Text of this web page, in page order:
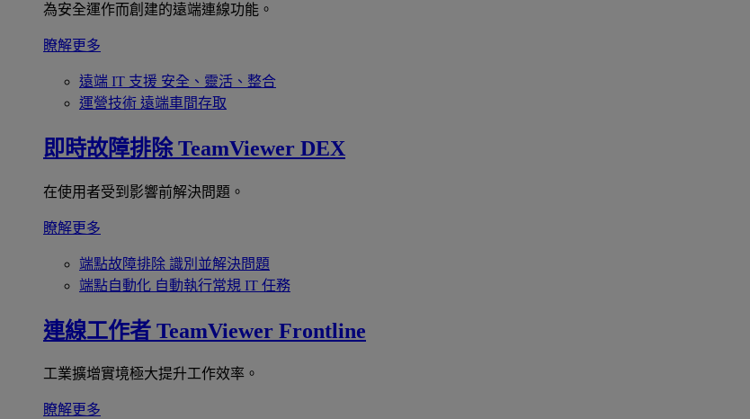
為安全運作而創建的遠端連線功能。
瞭解更多
遠端 IT 支援 安全、靈活、整合
運營技術 遠端車間存取
即時故障排除 TeamViewer DEX
在使用者受到影響前解決問題。
瞭解更多
端點故障排除 識別並解決問題
端點自動化 自動執行常規 IT 任務
連線工作者 TeamViewer Frontline
工業擴增實境極大提升工作效率。
瞭解更多